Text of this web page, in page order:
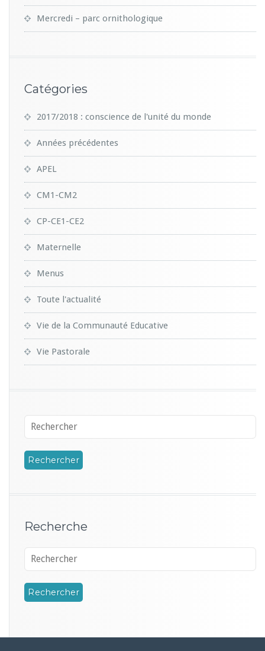
Mercredi – parc ornithologique
Catégories
2017/2018 : conscience de l'unité du monde
Années précédentes
APEL
CM1-CM2
CP-CE1-CE2
Maternelle
Menus
Toute l'actualité
Vie de la Communauté Educative
Vie Pastorale
Recherche